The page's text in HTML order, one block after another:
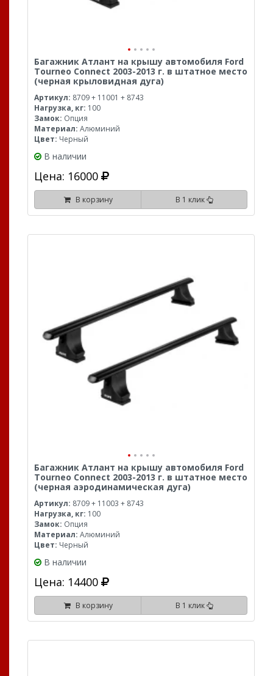
Багажник Атлант на крышу автомобиля Ford
Tourneo Connect 2003-2013 г. в штатное место
(черная крыловидная дуга)
Артикул: 8709 + 11001 + 8743
Нагрузка, кг: 100
Замок: Опция
Материал: Алюминий
Цвет: Черный
В наличии
Цена: 16000
В корзину В 1 клик
Багажник Атлант на крышу автомобиля Ford
Tourneo Connect 2003-2013 г. в штатное место
(черная аэродинамическая дуга)
Артикул: 8709 + 11003 + 8743
Нагрузка, кг: 100
Замок: Опция
Материал: Алюминий
Цвет: Черный
В наличии
Цена: 14400
В корзину В 1 клик